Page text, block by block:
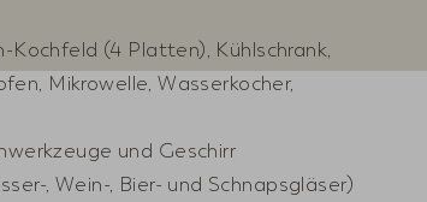
(4 Platten), Kühlschrank,
Mikrowelle, Wasserkocher,
und Geschirr
, Wein-, Bier- und Schnapsgläser)